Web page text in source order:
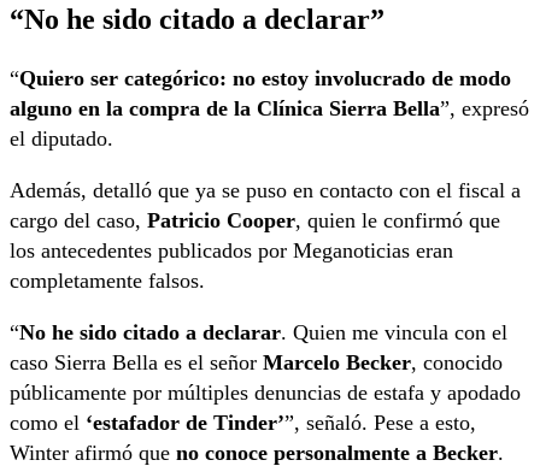
“No he sido citado a declarar”
“Quiero ser categórico: no estoy involucrado de modo
alguno en la compra de la Clínica Sierra Bella”, expresó
el diputado.
Además, detalló que ya se puso en contacto con el fiscal a
cargo del caso, Patricio Cooper, quien le confirmó que
los antecedentes publicados por Meganoticias eran
completamente falsos.
“No he sido citado a declarar. Quien me vincula con el
caso Sierra Bella es el señor Marcelo Becker, conocido
públicamente por múltiples denuncias de estafa y apodado
como el ‘estafador de Tinder’”, señaló. Pese a esto,
Winter afirmó que no conoce personalmente a Becker.